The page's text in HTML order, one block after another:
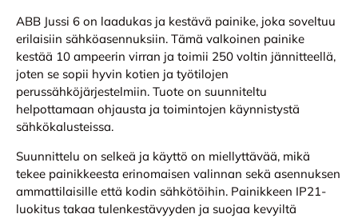
ABB Jussi 6 on laadukas ja kestävä painike, joka soveltuu
erilaisiin sähköasennuksiin. Tämä valkoinen painike
kestää 10 ampeerin virran ja toimii 250 voltin jännitteellä,
joten se sopii hyvin kotien ja työtilojen
perussähköjärjestelmiin. Tuote on suunniteltu
helpottamaan ohjausta ja toimintojen käynnistystä
sähkökalusteissa.
Suunnittelu on selkeä ja käyttö on miellyttävää, mikä
tekee painikkeesta erinomaisen valinnan sekä asennuksen
ammattilaisille että kodin sähkötöihin. Painikkeen IP21-
luokitus takaa tulenkestävyyden ja suojaa kevyiltä